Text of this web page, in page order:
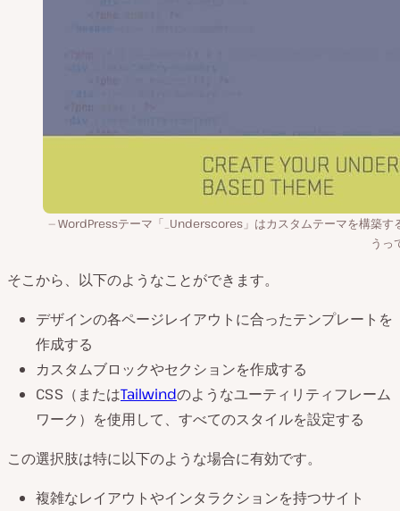
WordPressテーマ「_Underscores」はカスタムテーマを構築す
うっ
そこから、以下のようなことができます。
デザインの各ページレイアウトに合ったテンプレートを
作成する
カスタムブロックやセクションを作成する
CSS（またはTailwindのようなユーティリティフレーム
ワーク）を使用して、すべてのスタイルを設定する
この選択肢は特に以下のような場合に有効です。
複雑なレイアウトやインタラクションを持つサイト